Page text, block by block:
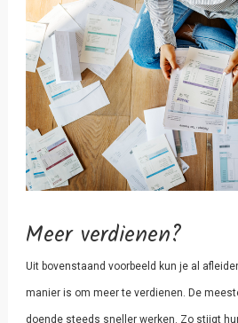
Meer verdienen?
Uit bovenstaand voorbeeld kun je al
manier is om meer te verdienen. De
doende steeds sneller werken. Zo stijgt